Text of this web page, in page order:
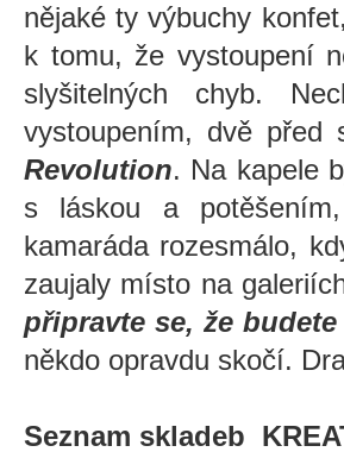
nějaké ty výbuchy
k tomu, že vystoupení
slyšitelných chyb.
vystoupením, dvě před
Revolution. Na kapele
s láskou a
kamaráda rozesmálo,
zaujaly místo na
připravte se, že
někdo opravdu skočí.
Seznam skladeb